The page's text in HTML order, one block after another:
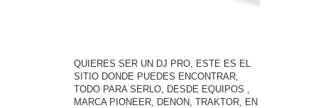
QUIERES SER UN DJ PRO, ESTE ES EL
SITIO DONDE PUEDES ENCONTRAR,
TODO PARA SERLO, DESDE EQUIPOS ,
MARCA PIONEER, DENON, TRAKTOR, EN